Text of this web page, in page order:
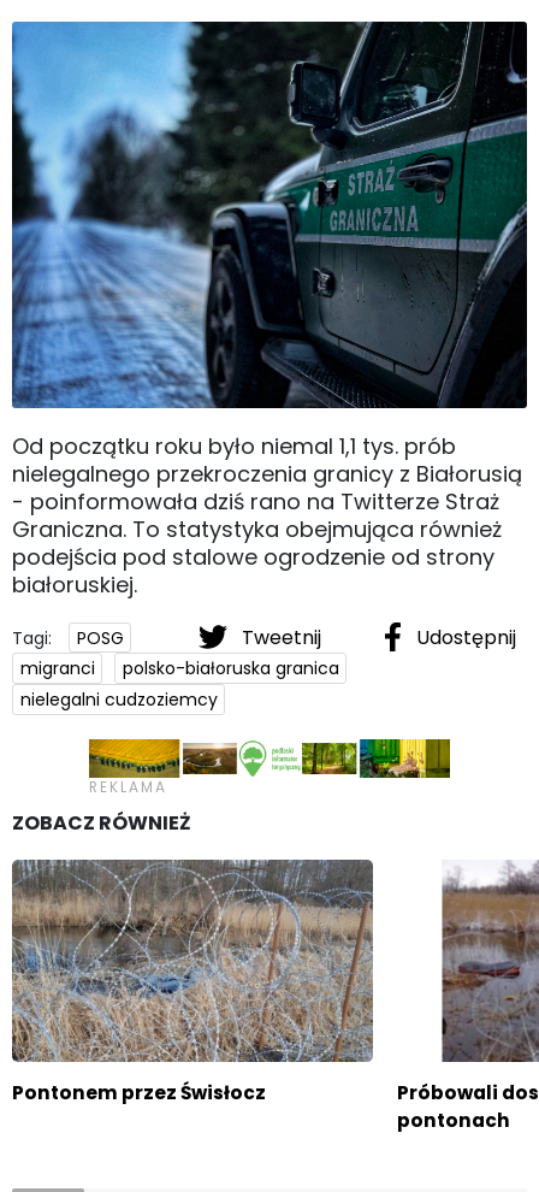
Od początku roku było niemal 1,1 tys. prób
nielegalnego przekroczenia granicy z Białorusią
- poinformowała dziś rano na Twitterze Straż
Graniczna. To statystyka obejmująca również
podejścia pod stalowe ogrodzenie od strony
białoruskiej.
Tweetnij Udostępnij
Tagi:
POSG
migranci
polsko-białoruska granica
nielegalni cudzoziemcy
ZOBACZ RÓWNIEŻ
Pontonem przez Świsłocz
Próbowali
pontonach